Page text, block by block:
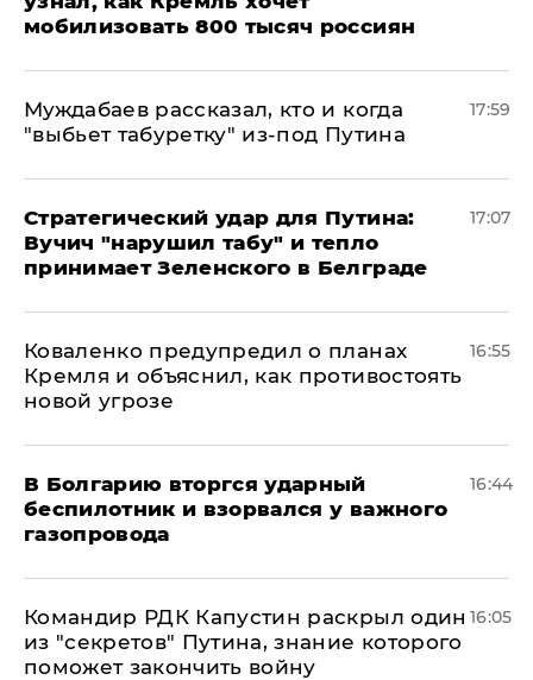
мобилизовать 800 тысяч россиян
Муждабаев рассказал, кто и когда
"выбьет табуретку" из-под Путина
17:59
Стратегический удар для Путина:
Вучич "нарушил табу" и тепло
принимает Зеленского в Белграде
17:07
Коваленко предупредил о планах
Кремля и объяснил, как противостоять
новой угрозе
16:55
В Болгарию вторгся ударный
беспилотник и взорвался у важного
газопровода
16:44
Командир РДК Капустин раскрыл один
из "секретов" Путина, знание которого
поможет закончить войну
16:05